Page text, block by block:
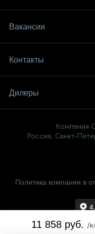
11 858 руб. /
Вакансии
Контакты
Дилеры
Компания
Россия, Санкт-
Политика компании в